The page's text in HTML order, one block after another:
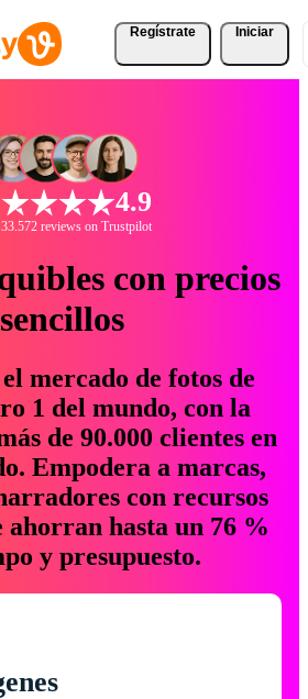
Regístrate Iniciar
4.9
reviews on Trustpilot
con precios
sencillos
mercado de fotos de
1 del mundo, con la
de 90.000 clientes en
Empodera a marcas,
con recursos
ahorran hasta un 76 %
y presupuesto.